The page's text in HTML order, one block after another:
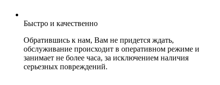
Быстро и качественно
Обратившись к нам, Вам не придется ждать,
обслуживание происходит в оперативном режиме и
занимает не более часа, за исключением наличия
серьезных повреждений.